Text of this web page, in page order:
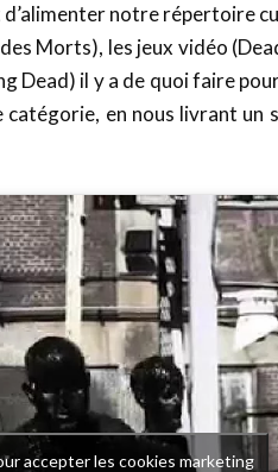
d’alimenter notre répertoire
Morts), les jeux vidéo
Dead) il y a de quoi faire
en nous livrant un
accepter les cookies marketing